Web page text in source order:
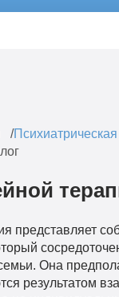
представляет
Она
результатом